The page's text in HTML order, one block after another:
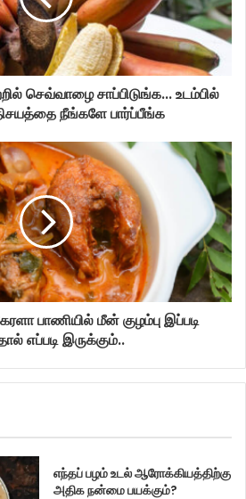
செவ்வாழை சாப்பிடுங்க... உடம்பில்
நீங்களே பார்ப்பீங்க
பாணியில் மீன் குழம்பு இப்படி
எப்படி இருக்கும்..
எந்தப் பழம் உடல் ஆரோக்கியத்திற்கு
அதிக நன்மை பயக்கும்?